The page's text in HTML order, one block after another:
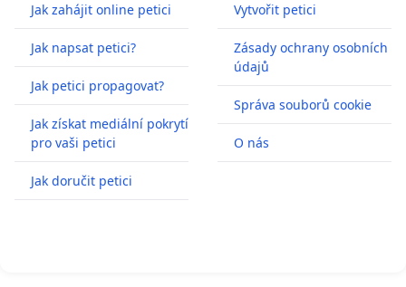
Jak zahájit online petici
Jak napsat petici?
Jak petici propagovat?
Jak získat mediální pokrytí
pro vaši petici
Jak doručit petici
Vytvořit petici
Zásady ochrany osobních
údajů
Správa souborů cookie
O nás